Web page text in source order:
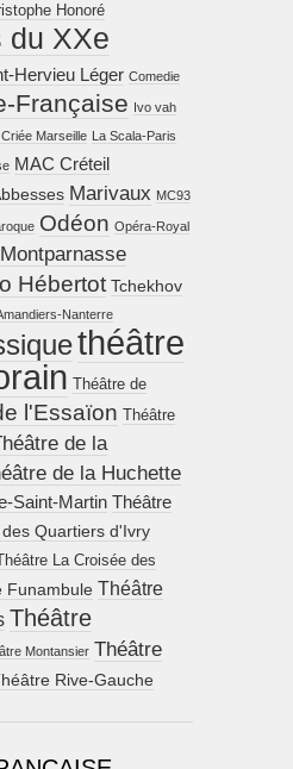
Honoré
du XXe
Hervieu Léger Comedie
Française Ivo vah
Criée Marseille La Scala-Paris
MAC Créteil
Marivaux MC93
Odéon Opéra-Royal
Hébertot Tchekhov
Nanterre
théâtre
Théâtre de
l'Essaïon Théâtre
de la
de la Huchette
Saint-Martin Théâtre
Quartiers d'Ivry
La Croisée des
Funambule Théâtre
Théâtre
Montansier Théâtre
Rive-Gauche